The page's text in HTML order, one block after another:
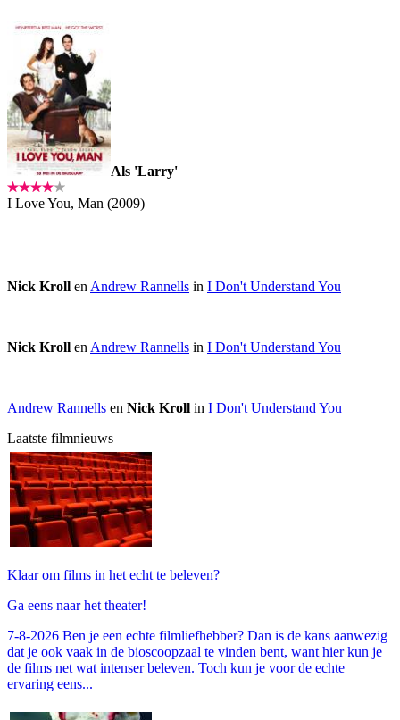
Als 'Larry'
I Love You, Man (2009)
Nick Kroll en Andrew Rannells in I Don't Understand You
Nick Kroll en Andrew Rannells in I Don't Understand You
Andrew Rannells en Nick Kroll in I Don't Understand You
Laatste filmnieuws
Klaar om films in het echt te beleven?
Ga eens naar het theater!
7-8-2026 Ben je een echte filmliefhebber? Dan is de kans aanwezig
dat je ook vaak in de bioscoopzaal te vinden bent, want hier kun je
de films net wat intenser beleven. Toch kun je voor de echte
ervaring eens...